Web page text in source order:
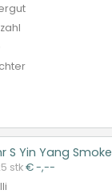
S Yin Yang Smoke
stk€ -,--
kopen.